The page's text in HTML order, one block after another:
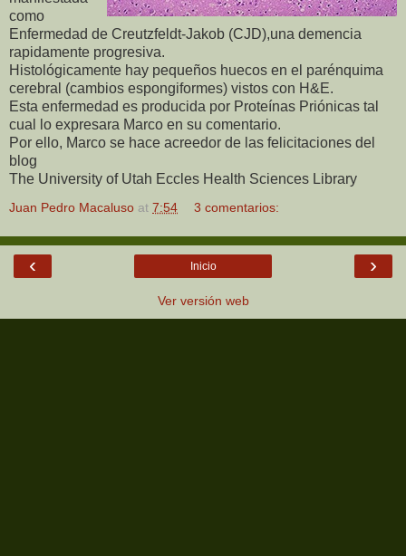
como
Enfermedad de Creutzfeldt-Jakob (CJD),una demencia
rapidamente progresiva.
Histológicamente hay pequeños huecos en el parénquima
cerebral (cambios espongiformes) vistos con H&E.
Esta enfermedad es producida por Proteínas Priónicas tal
cual lo expresara Marco en su comentario.
Por ello, Marco se hace acreedor de las felicitaciones del
blog
The University of Utah Eccles Health Sciences Library
Juan Pedro Macaluso at 7:54 3 comentarios:
‹ ›
Inicio
Ver versión web